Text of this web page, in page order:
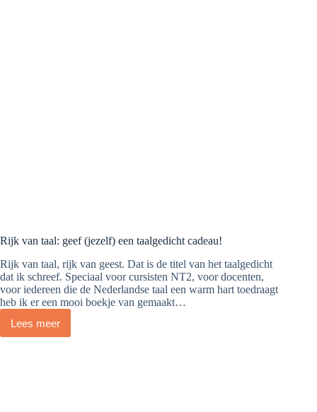
Rijk van taal: geef (jezelf) een taalgedicht cadeau!
Rijk van taal, rijk van geest. Dat is de titel van het taalgedicht
dat ik schreef. Speciaal voor cursisten NT2, voor docenten,
voor iedereen die de Nederlandse taal een warm hart toedraagt
heb ik er een mooi boekje van gemaakt…
Lees meer
Rijk
van